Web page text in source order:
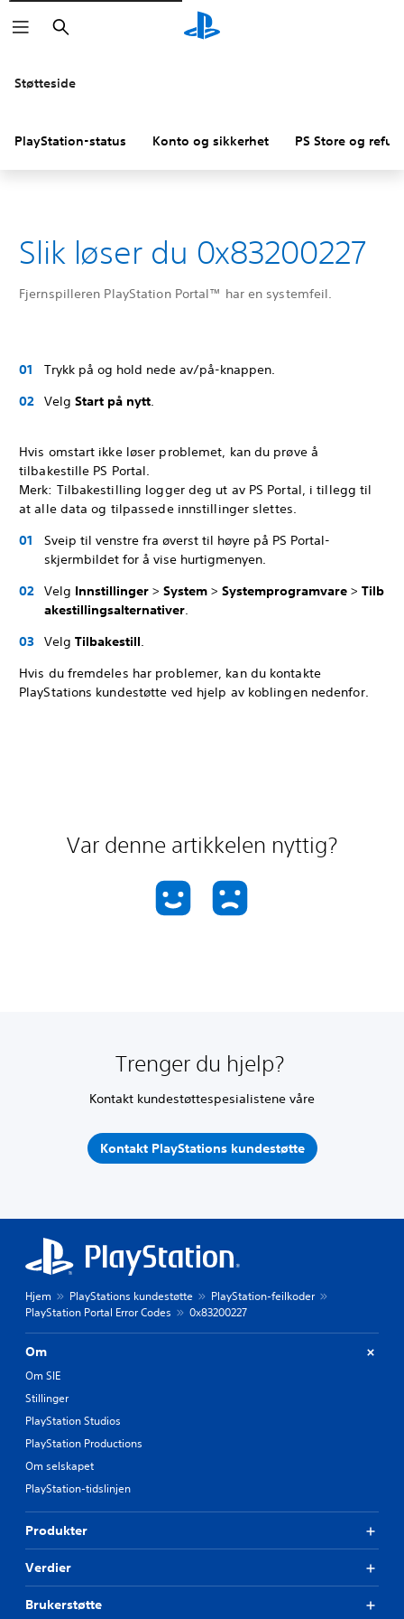
Søk
Støtteside
PlayStation-status Konto og sikkerhet PS Store og
Slik løser du 0x83200227
Fjernspilleren PlayStation Portal™ har en systemfeil.
Trykk på og hold nede av/på-knappen.
Velg Start på nytt.
Hvis omstart ikke løser problemet, kan du prøve å
tilbakestille PS Portal.
Merk: Tilbakestilling logger deg ut av PS Portal, i tillegg til
at alle data og tilpassede innstillinger slettes.
Sveip til venstre fra øverst til høyre på PS Portal-
skjermbildet for å vise hurtigmenyen.
Velg Innstillinger > System > Systemprogramvare > Tilb
akestillingsalternativer.
Velg Tilbakestill.
Hvis du fremdeles har problemer, kan du kontakte
PlayStations kundestøtte ved hjelp av koblingen nedenfor.
Var denne artikkelen nyttig?
Trenger du hjelp?
Kontakt kundestøttespesialistene våre
Kontakt PlayStations kundestøtte
Hjem PlayStations kundestøtte
PlayStation-feilkoder
PlayStation Portal Error Codes
0x83200227
Om
Om SIE
Stillinger
PlayStation Studios
PlayStation Productions
Om selskapet
PlayStation-tidslinjen
Produkter
Verdier
Brukerstøtte